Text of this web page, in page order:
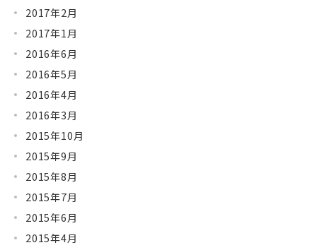
2017年2月
2017年1月
2016年6月
2016年5月
2016年4月
2016年3月
2015年10月
2015年9月
2015年8月
2015年7月
2015年6月
2015年4月